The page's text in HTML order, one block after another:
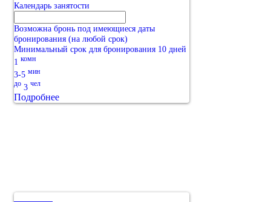
Календарь занятости
Возможна бронь под имеющиеся даты
бронирования (на любой срок)
Минимальный срок для бронирования 10 дней
1 комн
3-5 мин
до 3 чел
Подробнее